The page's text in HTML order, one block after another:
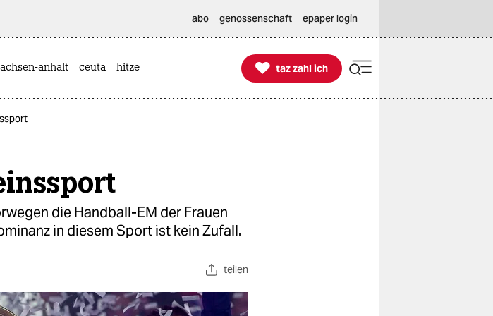
abo genossenschaft epaper login
anhalt ceuta hitze 
taz zahl ich
taz zahl ich
die Handball-EM der Frauen
in diesem Sport ist kein Zufall.
teilen